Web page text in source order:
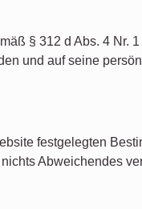
§ 312 d Abs. 4 Nr.
und auf seine
festgelegten
Abweichendes